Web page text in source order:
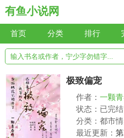
有鱼小说网
首页 分类 排行
极致偏宠
作者： 一颗
状态：已完结
分类：都市
最近更新：